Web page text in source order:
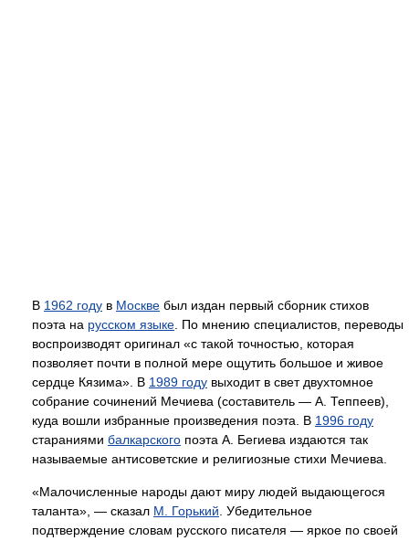
В 1962 году в Москве был издан первый сборник стихов
поэта на русском языке. По мнению специалистов, переводы
воспроизводят оригинал «с такой точностью, которая
позволяет почти в полной мере ощутить большое и живое
сердце Кязима». В 1989 году выходит в свет двухтомное
собрание сочинений Мечиева (составитель — А. Теппеев),
куда вошли избранные произведения поэта. В 1996 году
стараниями балкарского поэта А. Бегиева издаются так
называемые антисоветские и религиозные стихи Мечиева.
«Малочисленные народы дают миру людей выдающегося
таланта», — сказал М. Горький. Убедительное
подтверждение словам русского писателя — яркое по своей